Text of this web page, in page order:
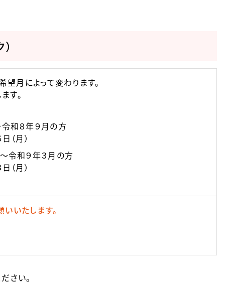
月によって変わります。
す。
和８年９月の方
６日（月）
令和９年３月の方
（月）
いたします。
さい。